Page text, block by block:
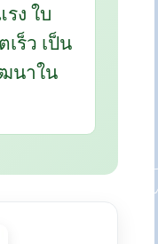
ง ใบ
เร็ว เป็น
นาใน